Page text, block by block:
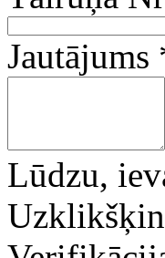
Jautājums
Lūdzu,